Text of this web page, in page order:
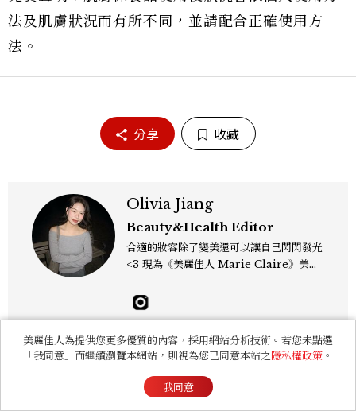
法及肌膚狀況而有所不同，並請配合正確使用方
法。
分享 收藏
Olivia Jiang
Beauty&Health Editor
合適的妝容除了變美還可以讓自己閃閃發光
<3 現為《美麗佳人 Marie Claire》美容
容趨勢；擅長挖掘明星同款與私下愛用單
品，還有分享那些自己一試就愛上的神級好
美麗佳人為提供您更多優質的內容，採用網站分析技術。若您未點選
「我同意」而繼續瀏覽本網站，則視為您已同意本站之隱私權政策 。
我同意